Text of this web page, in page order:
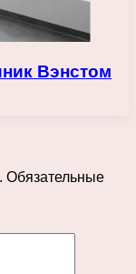
Вэнстом
Обязательные